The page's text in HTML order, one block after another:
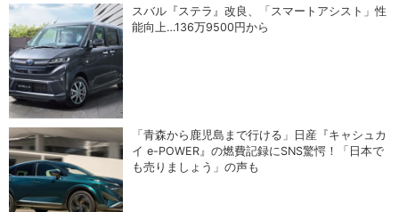
スバル『ステラ』改良、「スマートアシスト」性
能向上…136万9500円から
「青森から鹿児島まで行ける」日産『キャシュカ
イ e-POWER』の燃費記録にSNS驚愕！「日本で
も売りましょう」の声も